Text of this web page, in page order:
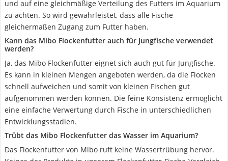
und auf eine gleichmäßige Verteilung des Futters im Aquarium
zu achten. So wird gewährleistet, dass alle Fische
gleichermaßen Zugang zum Futter haben.
Kann das Mibo Flockenfutter auch für Jungfische verwendet
werden?
Ja, das Mibo Flockenfutter eignet sich auch gut für Jungfische.
Es kann in kleinen Mengen angeboten werden, da die Flocken
schnell aufweichen und somit von kleinen Fischen gut
aufgenommen werden können. Die feine Konsistenz ermöglicht
eine einfache Verwertung durch Fische in unterschiedlichen
Entwicklungsstadien.
Trübt das Mibo Flockenfutter das Wasser im Aquarium?
Das Flockenfutter von Mibo ruft keine Wassertrübung hervor.